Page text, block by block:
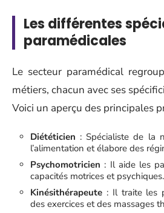
Les différentes
paramédicales
Le secteur paramédical
métiers, chacun avec ses
Voici un aperçu des principales
Diététicien : Spécialiste de la
l’alimentation et élabore des
Psychomotricien : Il aide les
capacités motrices et psychiques.
Kinésithérapeute : Il traite les
des exercices et des massages